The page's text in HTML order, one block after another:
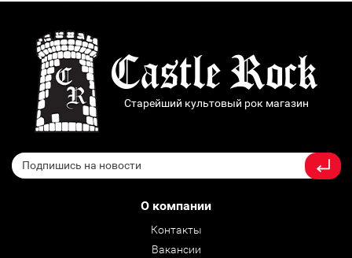
Старейший культовый рок магазин
О компании
Контакты
Вакансии